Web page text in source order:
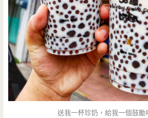
送我一杯珍奶，給我一個鼓勵